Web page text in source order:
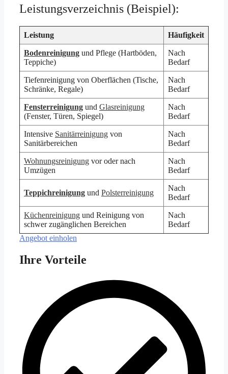
Leistungsverzeichnis (Beispiel):
Leistung Häufigkeit
Bodenreinigung und Pflege (Hartböden,
Teppiche)
Nach
Bedarf
Tiefenreinigung von Oberflächen (Tische,
Schränke, Regale)
Nach
Bedarf
Fensterreinigung und Glasreinigung
(Fenster, Türen, Spiegel)
Nach
Bedarf
Intensive Sanitärreinigung von
Sanitärbereichen
Nach
Bedarf
Wohnungsreinigung vor oder nach
Umzügen
Nach
Bedarf
Teppichreinigung und Polsterreinigung
Nach
Bedarf
Küchenreinigung und Reinigung von
schwer zugänglichen Bereichen
Nach
Bedarf
Angebot einholen
Ihre Vorteile